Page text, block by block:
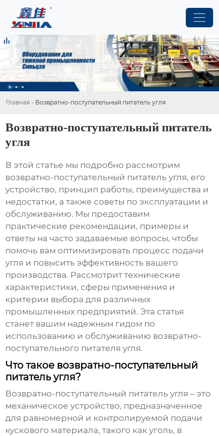
Главная - Возвратно-поступательный питатель угля
Возвратно-поступательный питатель
угля
В этой статье мы подробно рассмотрим
возвратно-поступательный питатель угля, его
устройство, принцип работы, преимущества и
недостатки, а также советы по эксплуатации и
обслуживанию. Мы предоставим
практические рекомендации, примеры и
ответы на часто задаваемые вопросы, чтобы
помочь вам оптимизировать процесс подачи
угля и повысить эффективность вашего
производства. Рассмотрит технические
характеристики, сферы применения и
критерии выбора для различных
промышленных предприятий. Эта статья
станет вашим надежным гидом по
использованию и обслуживанию возвратно-
поступательного питателя угля.
Что такое возвратно-поступательный
питатель угля?
Возвратно-поступательный питатель угля – это
механическое устройство, предназначенное
для равномерной и контролируемой подачи
кускового материала, такого как уголь, в